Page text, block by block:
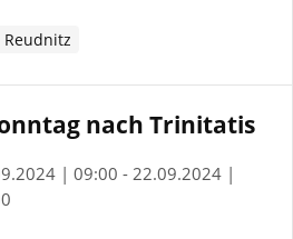
Reudnitz
nach Trinitatis
| 09:00 - 22.09.2024 |